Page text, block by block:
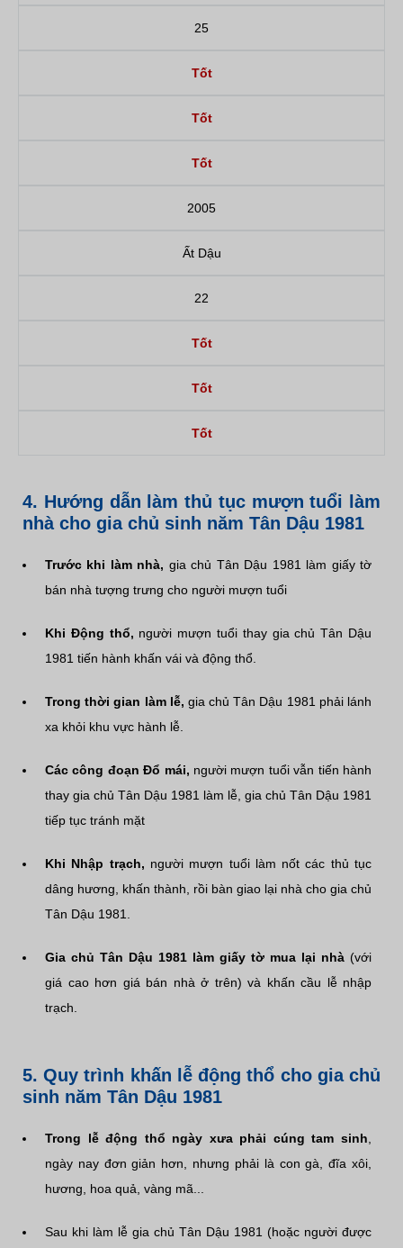
25
Tốt
Tốt
Tốt
2005
Ất Dậu
22
Tốt
Tốt
Tốt
4. Hướng dẫn làm thủ tục mượn tuổi làm
nhà cho gia chủ sinh năm Tân Dậu 1981
Trước khi làm nhà, gia chủ Tân Dậu 1981 làm giấy tờ
bán nhà tượng trưng cho người mượn tuổi
Khi Động thổ, người mượn tuổi thay gia chủ Tân Dậu
1981 tiến hành khấn vái và động thổ.
Trong thời gian làm lễ, gia chủ Tân Dậu 1981 phải lánh
xa khỏi khu vực hành lễ.
Các công đoạn Đổ mái, người mượn tuổi vẫn tiến hành
thay gia chủ Tân Dậu 1981 làm lễ, gia chủ Tân Dậu 1981
tiếp tục tránh mặt
Khi Nhập trạch, người mượn tuổi làm nốt các thủ tục
dâng hương, khấn thành, rồi bàn giao lại nhà cho gia chủ
Tân Dậu 1981.
Gia chủ Tân Dậu 1981 làm giấy tờ mua lại nhà (với
giá cao hơn giá bán nhà ở trên) và khấn cầu lễ nhập
trạch.
5. Quy trình khấn lễ động thổ cho gia chủ
sinh năm Tân Dậu 1981
Trong lễ động thổ ngày xưa phải cúng tam sinh
ngày nay đơn giản hơn, nhưng phải là con gà, đĩa xôi,
hương, hoa quả, vàng mã...
Sau khi làm lễ gia chủ Tân Dậu 1981 (hoặc người được